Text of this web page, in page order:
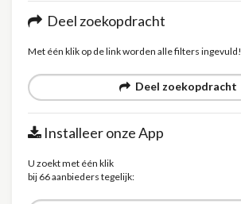
Deel zoekopdracht
Met één klik op de link worden alle filters ingevuld!
Deel zoekopdracht
Installeer onze App
U zoekt met één klik
bij 66 aanbieders tegelijk: